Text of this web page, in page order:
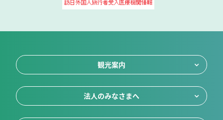
観光案内
法人のみなさまへ